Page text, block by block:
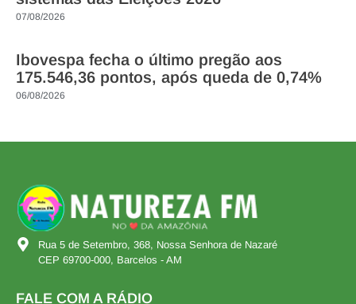
07/08/2026
Ibovespa fecha o último pregão aos
175.546,36 pontos, após queda de 0,74%
06/08/2026
Rua 5 de Setembro, 368, Nossa Senhora de Nazaré
CEP 69700-000, Barcelos - AM
FALE COM A RÁDIO